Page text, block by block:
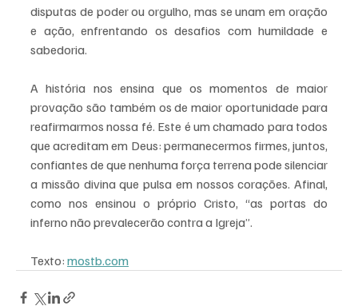
disputas de poder ou orgulho, mas se unam em oração
e ação, enfrentando os desafios com humildade e
sabedoria.
A história nos ensina que os momentos de maior
provação são também os de maior oportunidade para
reafirmarmos nossa fé. Este é um chamado para todos
que acreditam em Deus: permanecermos firmes, juntos,
confiantes de que nenhuma força terrena pode silenciar
a missão divina que pulsa em nossos corações. Afinal,
como nos ensinou o próprio Cristo, “as portas do
inferno não prevalecerão contra a Igreja”.
Texto: mostb.com